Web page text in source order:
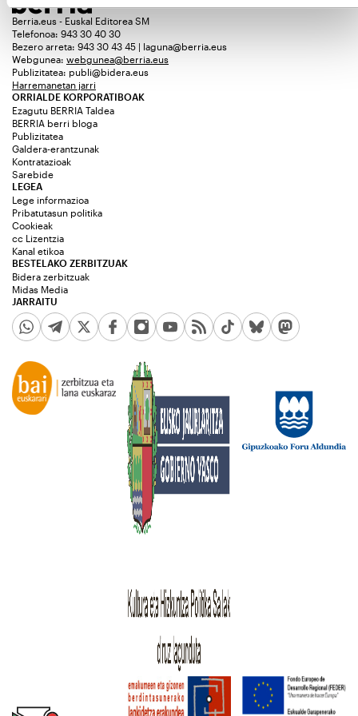
Berria.eus - Euskal Editorea SM
Telefonoa: 943 30 40 30
Bezero arreta: 943 30 43 45 | laguna@berria.eus
Webgunea: webgunea@berria.eus
Publizitatea: publi@bidera.eus
Harremanetan jarri
ORRIALDE KORPORATIBOAK
Ezagutu BERRIA Taldea
BERRIA berri bloga
Publizitatea
Galdera-erantzunak
Kontratazioak
Sarebide
JARRAITU
LEGEA
Lege informazioa
Pribatutasun politika
Cookieak
cc Lizentzia
Kanal etikoa
BESTELAKO ZERBITZUAK
Bidera zerbitzuak
Midas Media